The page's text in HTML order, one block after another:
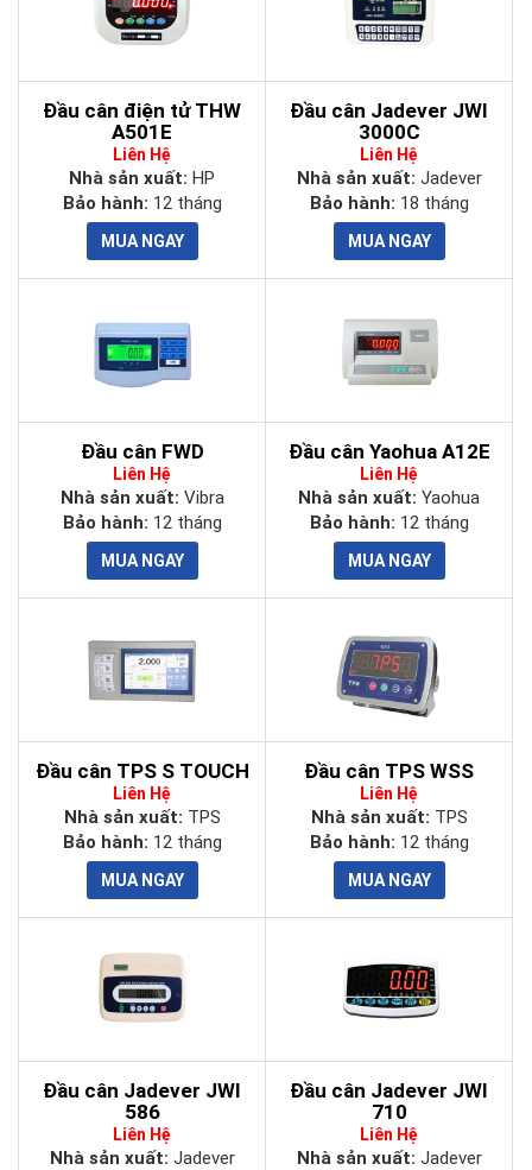
Đầu cân điện tử THW
A501E
Liên Hệ
Nhà sản xuất: HP
Bảo hành: 12 tháng
Đầu cân Jadever JWI
3000C
Liên Hệ
Nhà sản xuất: Jadever
Bảo hành: 18 tháng
Đầu cân FWD
Liên Hệ
Nhà sản xuất: Vibra
Bảo hành: 12 tháng
Đầu cân Yaohua A12E
Liên Hệ
Nhà sản xuất: Yaohua
Bảo hành: 12 tháng
Đầu cân TPS S TOUCH
Liên Hệ
Nhà sản xuất: TPS
Bảo hành: 12 tháng
Đầu cân TPS WSS
Liên Hệ
Nhà sản xuất: TPS
Bảo hành: 12 tháng
Đầu cân Jadever JWI
586
Liên Hệ
Nhà sản xuất: Jadever
Đầu cân Jadever JWI
710
Liên Hệ
Nhà sản xuất: Jadever